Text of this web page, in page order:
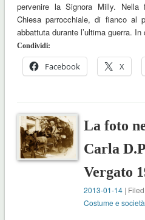
pervenire la Signora Milly.
Chiesa parrocchiale, di fianco al
abbattuta durante l’ultima guerra.
Condividi:
Facebook X
La foto
Carla
Vergato
2013-01-14 |
Costume e società